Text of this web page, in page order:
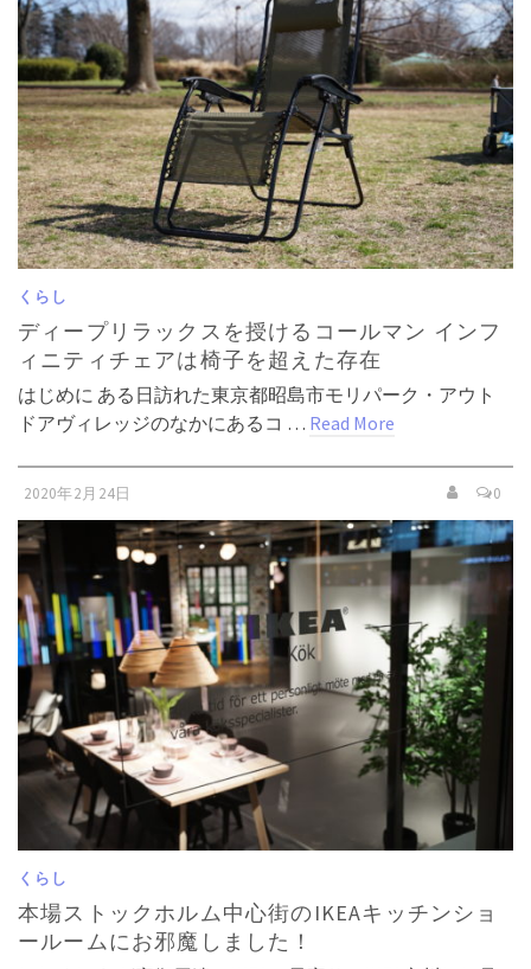
くらし
ディープリラックスを授けるコールマン インフ
ィニティチェアは椅子を超えた存在
はじめに ある日訪れた東京都昭島市モリパーク・アウト
ドアヴィレッジのなかにあるコ … Read More
2020年2月24日 0
くらし
本場ストックホルム中心街のIKEAキッチンショ
ールームにお邪魔しました！